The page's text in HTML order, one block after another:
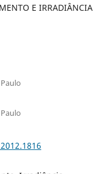
E IRRADIÂNCIA